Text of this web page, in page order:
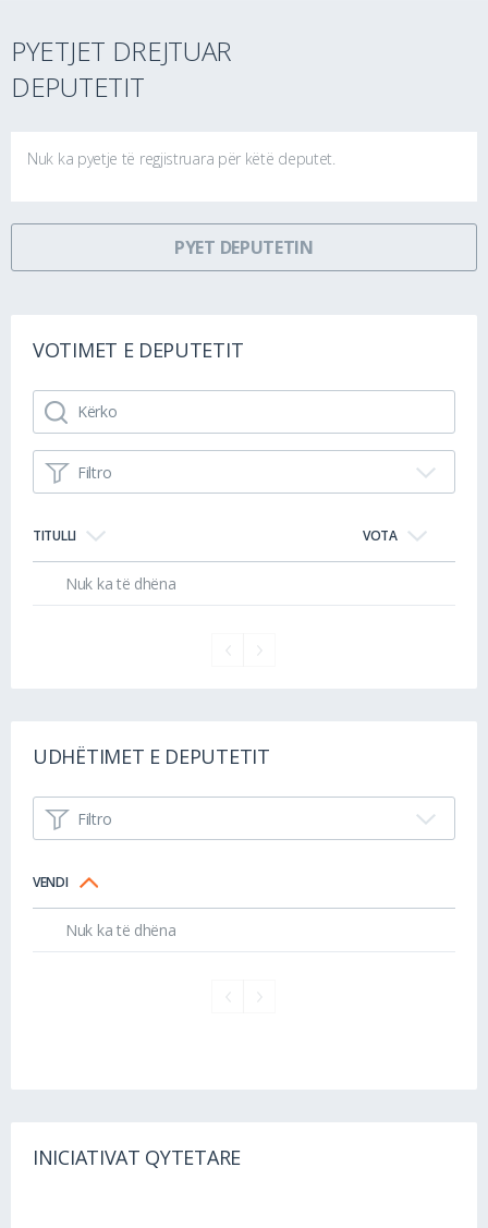
PYETJET DREJTUAR
DEPUTETIT
Nuk ka pyetje të regjistruara për këtë deputet.
PYET DEPUTETIN
VOTIMET E DEPUTETIT
Filtro
TITULLI VOTA
Nuk ka të dhëna
UDHËTIMET E DEPUTETIT
Filtro
VENDI
Nuk ka të dhëna
INICIATIVAT QYTETARE